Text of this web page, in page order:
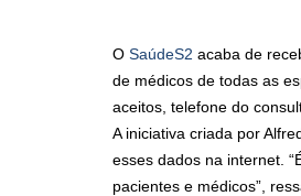
O SaúdeS2 acaba de
de médicos de todas as
aceitos, telefone do
A iniciativa criada por
esses dados na internet.
pacientes e médicos”,